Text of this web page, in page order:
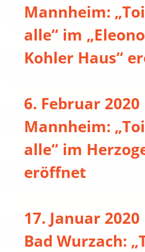
Mannheim:
alle“ im
Kohler Haus“
6. Februar 2020
Mannheim:
alle“ im
eröffnet
17. Januar 2020
Bad Wurzach: